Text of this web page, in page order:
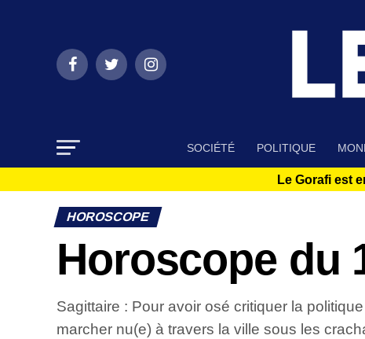
SOCIÉTÉ POLITIQUE
Le Gorafi est
HOROSCOPE
Horoscope du
Sagittaire : Pour avoir osé critiquer la
marcher nu(e) à travers la ville sous les